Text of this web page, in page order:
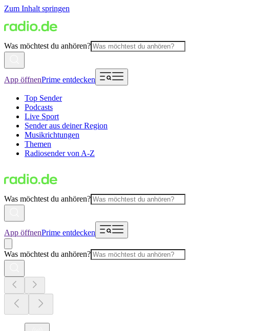
Zum Inhalt springen
Was möchtest du anhören?
App öffnenPrime entdecken
Top Sender
Podcasts
Live Sport
Sender aus deiner Region
Musikrichtungen
Themen
Radiosender von A-Z
Was möchtest du anhören?
App öffnenPrime entdecken
Was möchtest du anhören?